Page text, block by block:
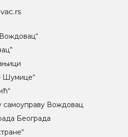
Шумице“
самоуправу Вождовац
Београда